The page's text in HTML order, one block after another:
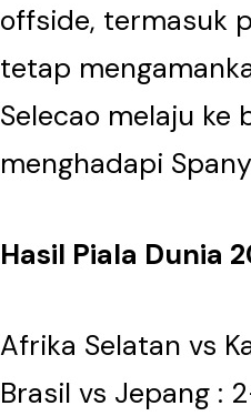
offside, termasuk
tetap
Selecao melaju ke
menghadapi
Hasil Piala Dunia
Afrika Selatan vs
Brasil vs Jepang :